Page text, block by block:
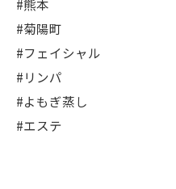
#熊本
#菊陽町
#フェイシャル
#リンパ
#よもぎ蒸し
#エステ